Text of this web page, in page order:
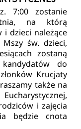
7:00 zostanie
na którą
dzieci należące
św. dzieci,
zostaną
do
Krucjaty
także na
i zajęcia
będzie cnota